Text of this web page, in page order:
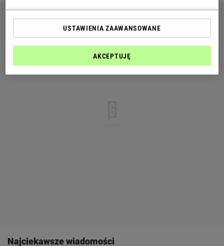
Najciekawsze wiadomości
USTAWIENIA ZAAWANSOWANE
AKCEPTUJĘ